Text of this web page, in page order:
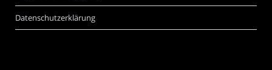
Datenschutzerklärung